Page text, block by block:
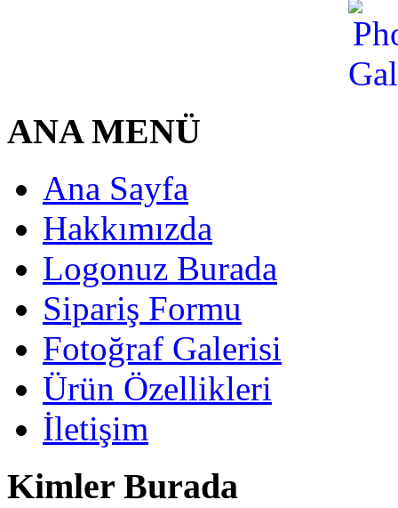
ANA MENÜ
Ana Sayfa
Hakkımızda
Logonuz Burada
Sipariş Formu
Fotoğraf Galerisi
Ürün Özellikleri
İletişim
Kimler Burada